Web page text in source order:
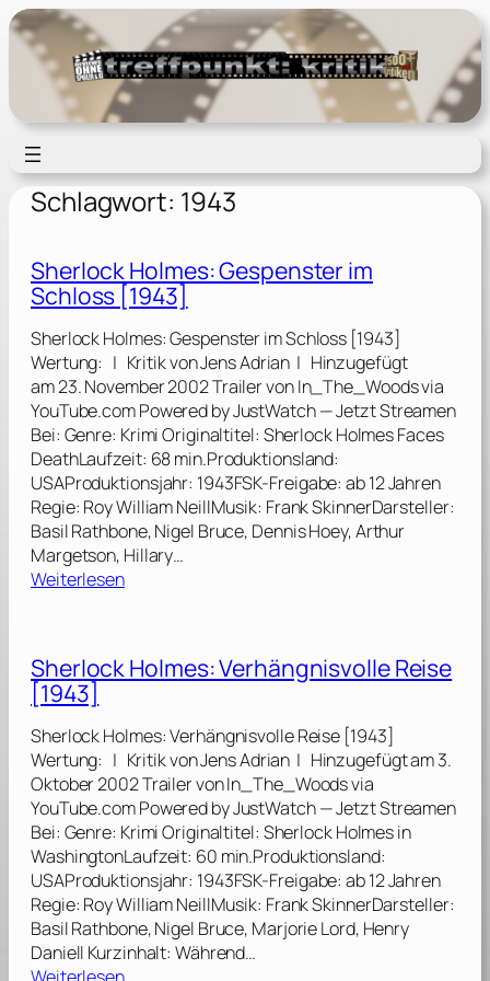
Zum
Inhalt
springen
Schlagwort: 1943
Sherlock Holmes: Gespenster im
Schloss [1943]
Sherlock Holmes: Gespenster im Schloss [1943]
Wertung: | Kritik von Jens Adrian | Hinzugefügt
am 23. November 2002 Trailer von In_The_Woods via
YouTube.com Powered by JustWatch — Jetzt Streamen
Bei: Genre: Krimi Originaltitel: Sherlock Holmes Faces
DeathLaufzeit: 68 min.Produktionsland:
USAProduktionsjahr: 1943FSK-Freigabe: ab 12 Jahren
Regie: Roy William NeillMusik: Frank SkinnerDarsteller:
Basil Rathbone, Nigel Bruce, Dennis Hoey, Arthur
Margetson, Hillary…
Weiterlesen:
r
c
k
H
o
l
m
e
s
:
G
Sherlock Holmes: Verhängnisvolle Reise
[1943]
Sherlock Holmes: Verhängnisvolle Reise [1943]
Wertung: | Kritik von Jens Adrian | Hinzugefügt am 3.
Oktober 2002 Trailer von In_The_Woods via
YouTube.com Powered by JustWatch — Jetzt Streamen
Bei: Genre: Krimi Originaltitel: Sherlock Holmes in
WashingtonLaufzeit: 60 min.Produktionsland:
USAProduktionsjahr: 1943FSK-Freigabe: ab 12 Jahren
Regie: Roy William NeillMusik: Frank SkinnerDarsteller:
Basil Rathbone, Nigel Bruce, Marjorie Lord, Henry
Daniell Kurzinhalt: Während…
: